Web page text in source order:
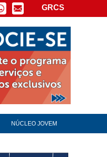
GRCS
NÚCLEO JOVEM